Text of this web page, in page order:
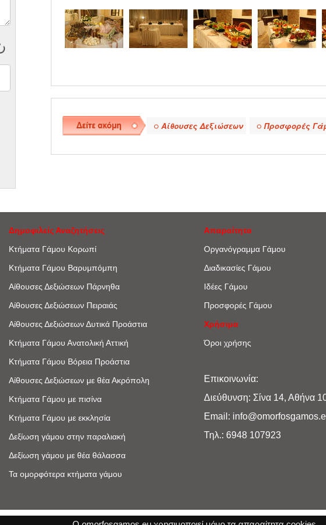
● Αίθουσες Δεξιώσεων ● Προσφορές
Δημοφιλείς Αναζητήσεις
Κτήματα Γάμου Κορωπί
Κτήματα Γάμου Βαρυμπόμπη
Αίθουσες Δεξιώσεων Πάρνηθα
Αίθουσες Δεξιώσεων Πειραιάς
Αίθουσες Δεξιώσεων Δυτικά Προάστια
Κτήματα Γάμου Ανατολική Αττική
Κτήματα Γάμου Βόρεια Προάστια
Αίθουσες Δεξιώσεων με θέα Ακρόπoλη
Κτήματα Γάμου με πισίνα
Κτήματα Γάμου με εκκλησία
Δεξίωση γάμου στην παραλιακή
Δεξίωση γάμου με θέα θάλασσα
Τα ομορφότερα κτήματα γάμου
Απαραίτητα
Οργανόγραμμα Γάμου
Διαδικασίες Γάμου
Ιδέες Γάμου
Προσφορές Γάμου
Χρήσιμα
Όροι χρήσης
Επικοινωνία:
Διεύθυνση: Σίνα 14, Αθήνα
Email:
Τηλ.: 6948 107923
Copyright © 2017 - 2021 omorfosgamos.eu